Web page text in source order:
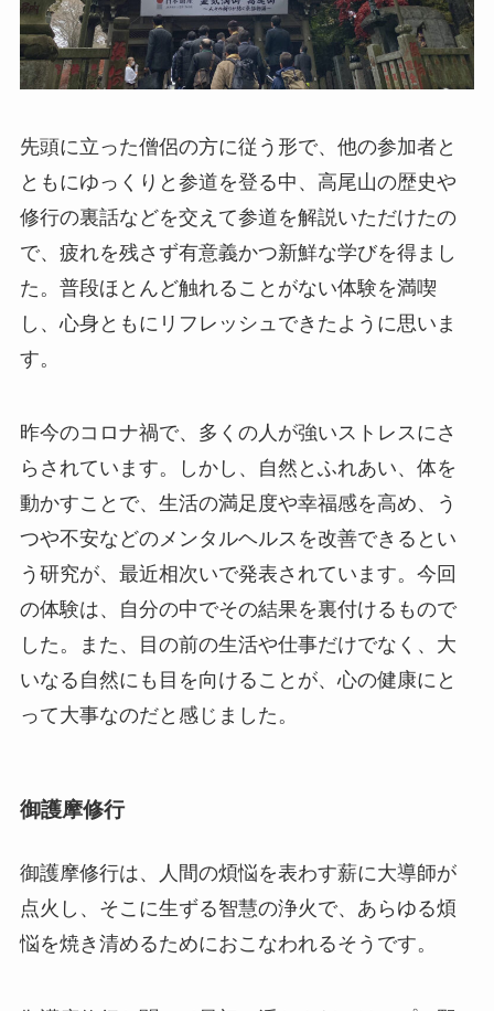
先頭に立った僧侶の方に従う形で、他の参加者と
ともにゆっくりと参道を登る中、高尾山の歴史や
修行の裏話などを交えて参道を解説いただけたの
で、疲れを残さず有意義かつ新鮮な学びを得まし
た。普段ほとんど触れることがない体験を満喫
し、心身ともにリフレッシュできたように思いま
す。
昨今のコロナ禍で、多くの人が強いストレスにさ
らされています。しかし、自然とふれあい、体を
動かすことで、生活の満足度や幸福感を高め、う
つや不安などのメンタルヘルスを改善できるとい
う研究が、最近相次いで発表されています。今回
の体験は、自分の中でその結果を裏付けるもので
した。また、目の前の生活や仕事だけでなく、大
いなる自然にも目を向けることが、心の健康にと
って大事なのだと感じました。
御護摩修行
御護摩修行は、人間の煩悩を表わす薪に大導師が
点火し、そこに生ずる智慧の浄火で、あらゆる煩
悩を焼き清めるためにおこなわれるそうです。